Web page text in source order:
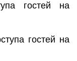
гостей на
гостей на